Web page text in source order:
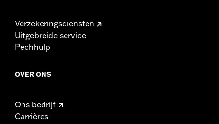
Verzekeringsdiensten
Uitgebreide service
Pechhulp
OVER ONS
Ons bedrijf
Carrières